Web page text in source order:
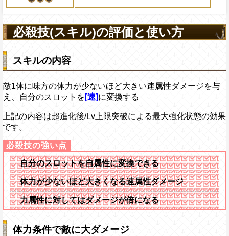
アクション
を30%下げ、-タイプ
必殺技(スキル)の評価と使い方
スキルの内容
敵1体に味方の体力が少ないほど大きい速属性ダメージを与
え、自分のスロットを [速]に変換する
上記の内容は超進化後/Lv上限突破による最大強化状態の効果
です。
自分のスロットを自属性に変換できる
体力が少ないほど大きくなる速属性ダメージ
力属性に対してはダメージが倍になる
体力条件で敵に大ダメージ